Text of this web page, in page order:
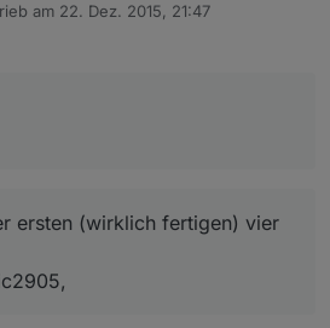
am 22. Dez. 2015, 21:47
editiert von
ersten (wirklich fertigen) vier